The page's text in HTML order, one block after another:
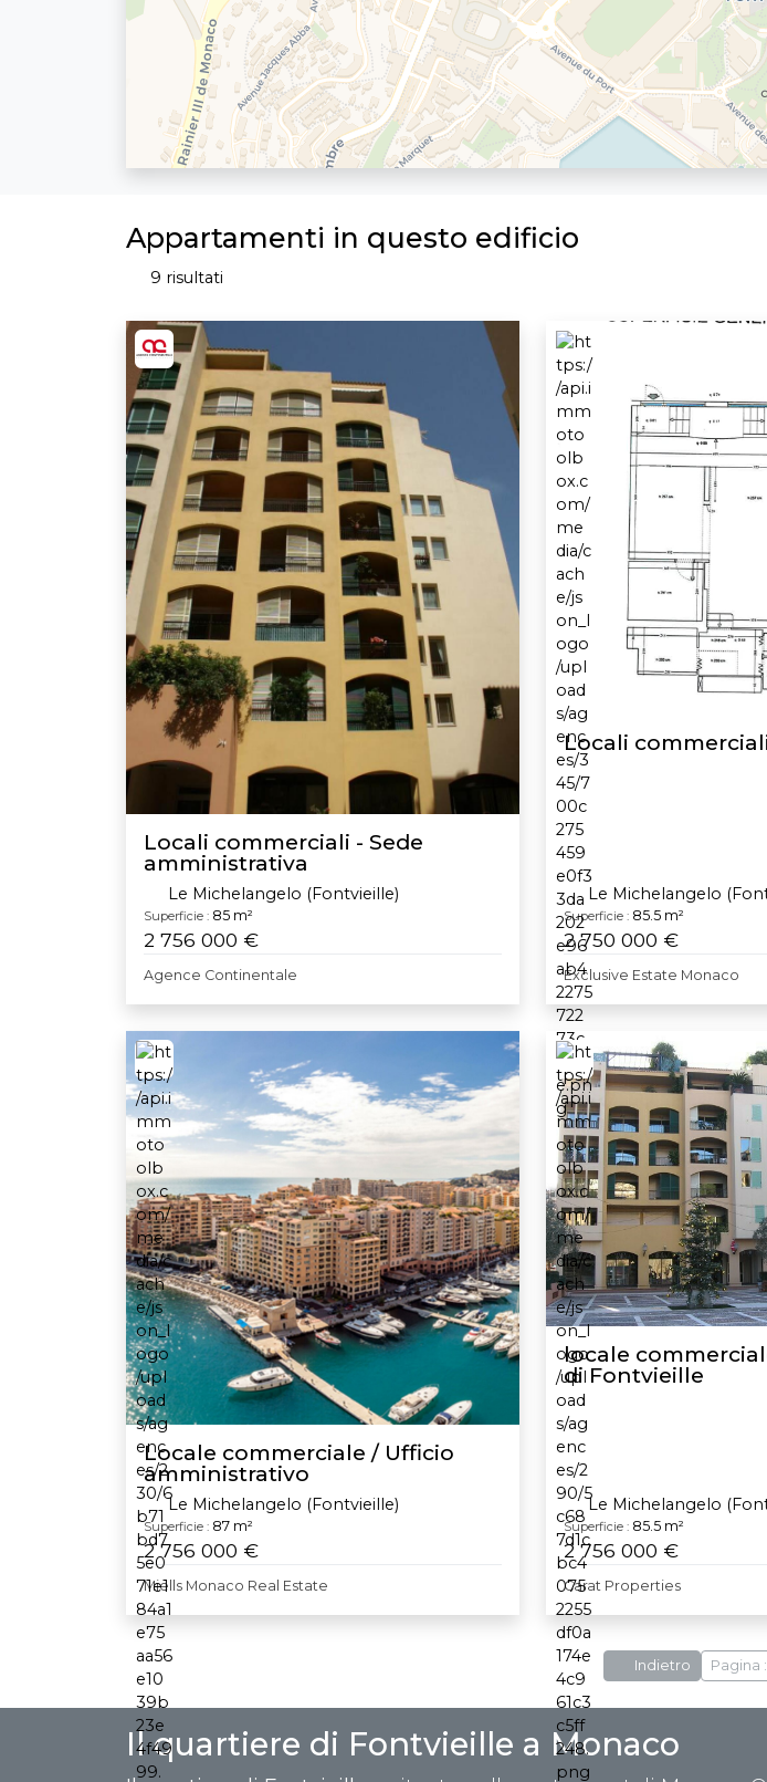
Appartamenti in questo edificio
9 risultati
Locali commerciali - Sede
amministrativa
Le Michelangelo (Fontvieille)
Superficie : 85 m²
2 756 000 €
Agence Continentale
Locali
Le Michelangelo
Superficie : 85.5 m²
2 750 000 €
Exclusive Estate Monaco
Locale commerciale / Ufficio
amministrativo
Le Michelangelo (Fontvieille)
Superficie : 87 m²
2 756 000 €
Miells Monaco Real Estate
locale
di Fontvieille
Le Michelangelo
Superficie : 85.5 m²
2 756 000 €
Carat Properties
Indietro Pagina :
Il quartiere di Fontvieille a Monaco